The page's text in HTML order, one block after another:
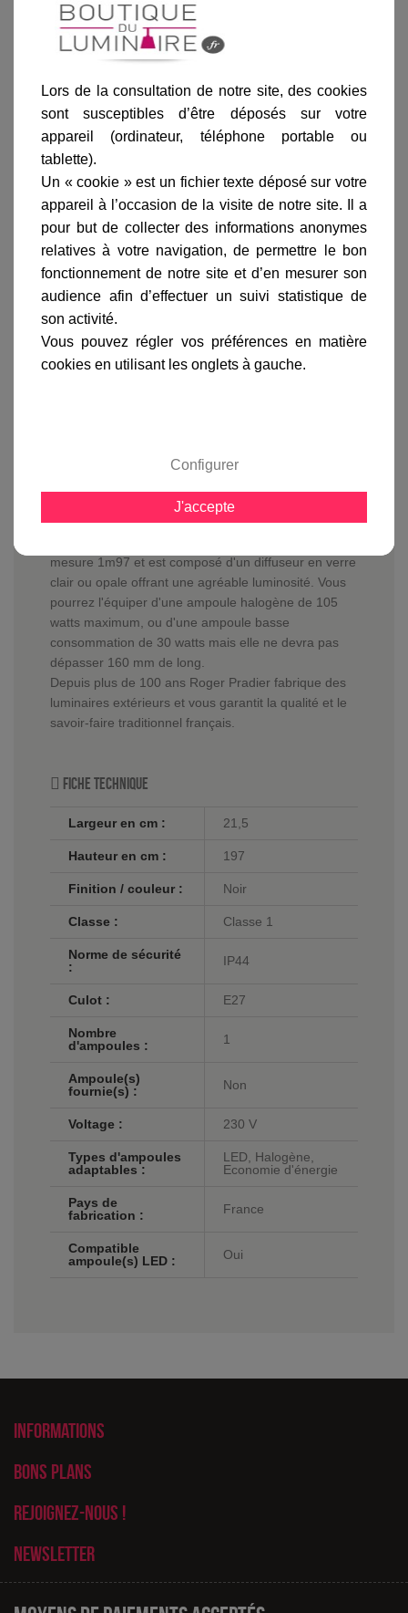
Blanc Vert de gris Patine dorée
Ajouter au panier
Informations produit
livraison
En savoir plus sur :Lampadaire Place des Vosges 1 -
Roger Pradier
mesure 1m97 et est composé d'un diffuseur en verre
clair ou opale offrant une agréable luminosité. Vous
pourrez l'équiper d'une ampoule halogène de 105
watts maximum, ou d'une ampoule basse
consommation de 30 watts mais elle ne devra pas
dépasser 160 mm de long.
Depuis plus de 100 ans Roger Pradier fabrique des
luminaires extérieurs et vous garantit la qualité et le
savoir-faire traditionnel français.
Fiche technique
Largeur en cm : 21,5
Hauteur en cm : 197
Finition / couleur : Noir
Classe : Classe 1
Norme de sécurité
:
IP44
Culot : E27
Nombre
d'ampoules :
1
Ampoule(s)
fournie(s) :
Non
Voltage : 230 V
Types d'ampoules
adaptables :
LED, Halogène,
Economie d'énergie
Pays de
fabrication :
France
Compatible
ampoule(s) LED :
Oui
Informations
Bons plans
Rejoignez-nous !
Newsletter
Lors de la consultation de notre site, des cookies
sont susceptibles d’être déposés sur votre
appareil (ordinateur, téléphone portable ou
tablette).
Un « cookie » est un fichier texte déposé sur votre
appareil à l’occasion de la visite de notre site. Il a
pour but de collecter des informations anonymes
relatives à votre navigation, de permettre le bon
fonctionnement de notre site et d’en mesurer son
audience afin d’effectuer un suivi statistique de
son activité.
Vous pouvez régler vos préférences en matière
cookies en utilisant les onglets à gauche.
Configurer
J'accepte